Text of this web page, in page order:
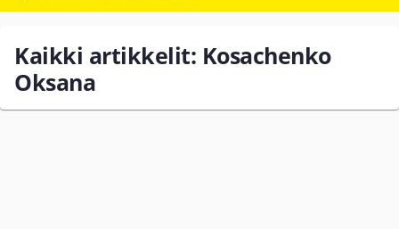
Kaikki artikkelit: Kosachenko
Oksana